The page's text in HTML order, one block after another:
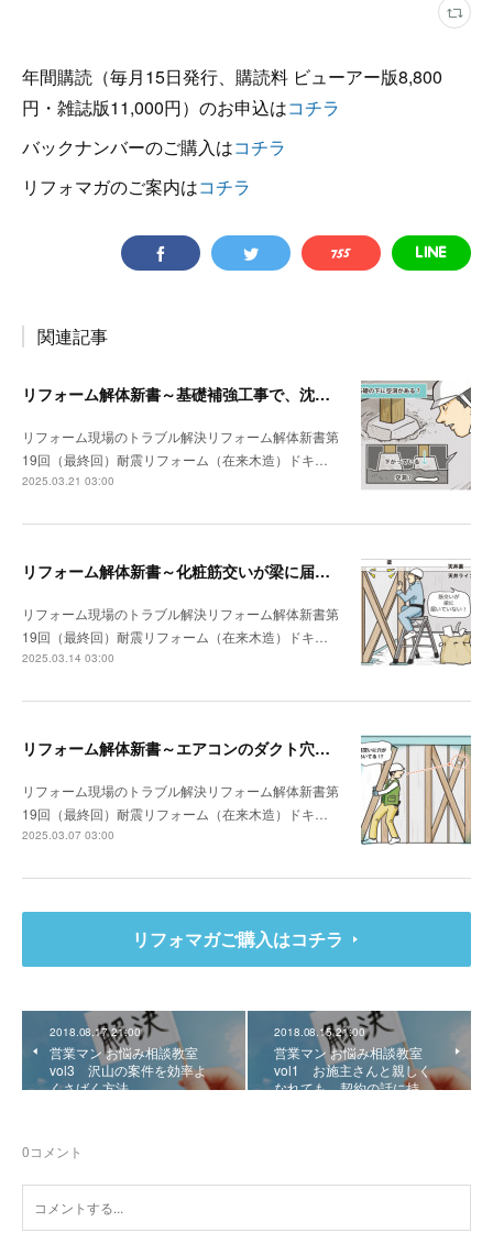
年間購読（毎月15日発行、購読料 ビューアー版8,800
円・雑誌版11,000円）のお申込はコチラ
バックナンバーのご購入はコチラ
リフォマガのご案内はコチラ
関連記事
リフォーム解体新書～基礎補強工事で、沈んでいる独立基礎を発見
リフォーム現場のトラブル解決リフォーム解体新書第
19回（最終回）耐震リフォーム（在来木造）ドキ…
2025.03.21 03:00
リフォーム解体新書～化粧筋交いが梁に届いていなかった
リフォーム現場のトラブル解決リフォーム解体新書第
19回（最終回）耐震リフォーム（在来木造）ドキ…
2025.03.14 03:00
リフォーム解体新書～エアコンのダクト穴が筋交いを貫通していた
リフォーム現場のトラブル解決リフォーム解体新書第
19回（最終回）耐震リフォーム（在来木造）ドキ…
2025.03.07 03:00
リフォマガご購入はコチラ
2018.08.17 21:00
営業マン お悩み相談教室
vol3 沢山の案件を効率よ
くさばく方法
2018.08.15 21:00
営業マン お悩み相談教室
vol1 お施主さんと親しく
なれても、契約の話に持…
0コメント